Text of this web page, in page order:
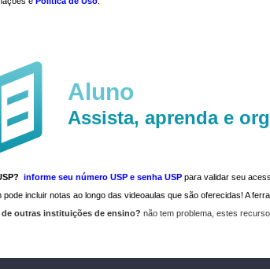
Aluno
Assista, aprenda e
informe seu número USP e senha USP para validar seu
pode incluir notas ao longo das videoaulas que são oferecidas! A
de outras instituições de ensino? não tem problema, estes